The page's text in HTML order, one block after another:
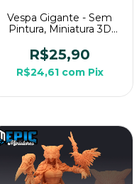
Vespa Gigante - Sem
Pintura, Miniatura 3D
Mesa
R$25,90
R$24,61 com Pix